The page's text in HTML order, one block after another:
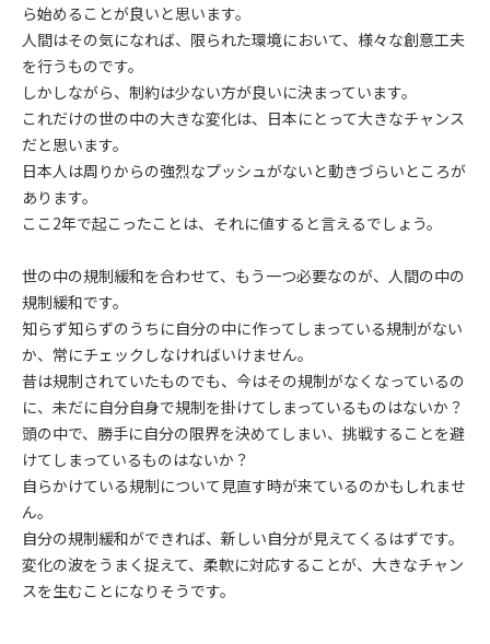
ら始めることが良いと思います。
人間はその気になれば、限られた環境において、様々な創意工夫
を行うものです。
しかしながら、制約は少ない方が良いに決まっています。
これだけの世の中の大きな変化は、日本にとって大きなチャンス
だと思います。
日本人は周りからの強烈なプッシュがないと動きづらいところが
あります。
ここ2年で起こったことは、それに値すると言えるでしょう。
世の中の規制緩和を合わせて、もう一つ必要なのが、人間の中の
規制緩和です。
知らず知らずのうちに自分の中に作ってしまっている規制がない
か、常にチェックしなければいけません。
昔は規制されていたものでも、今はその規制がなくなっているの
に、未だに自分自身で規制を掛けてしまっているものはないか？
頭の中で、勝手に自分の限界を決めてしまい、挑戦することを避
けてしまっているものはないか？
自らかけている規制について見直す時が来ているのかもしれませ
ん。
自分の規制緩和ができれば、新しい自分が見えてくるはずです。
変化の波をうまく捉えて、柔軟に対応することが、大きなチャン
スを生むことになりそうです。